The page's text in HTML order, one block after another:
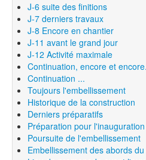
J-6 suite des finitions
J-7 derniers travaux
J-8 Encore en chantier
J-11 avant le grand jour
J-12 Activité maximale
Continuation, encore et
Continuation ...
Toujours l'embellissement
Historique de la construction
Derniers préparatifs
Préparation pour l'inauguration
Poursuite de l'embellissement
Embellissement des abords